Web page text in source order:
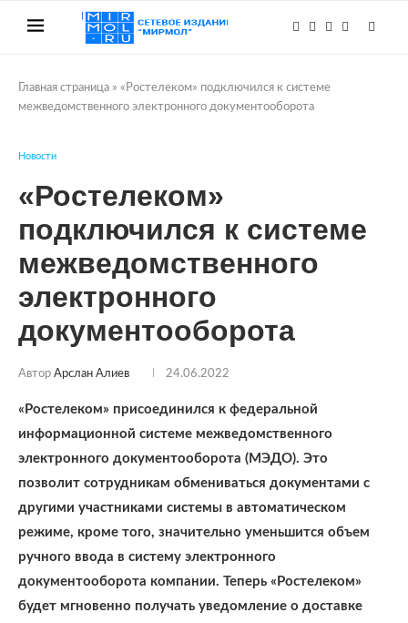
Главная страница » «Ростелеком» подключился к системе
межведомственного электронного документооборота
Новости
«Ростелеком»
подключился к системе
межведомственного
электронного
документооборота
Автор Арслан Алиев 24.06.2022
«Ростелеком» присоединился к федеральной
информационной системе межведомственного
электронного документооборота (МЭДО). Это
позволит сотрудникам обмениваться документами с
другими участниками системы в автоматическом
режиме, кроме того, значительно уменьшится объем
ручного ввода в систему электронного
документооборота компании. Теперь «Ростелеком»
будет мгновенно получать уведомление о доставке